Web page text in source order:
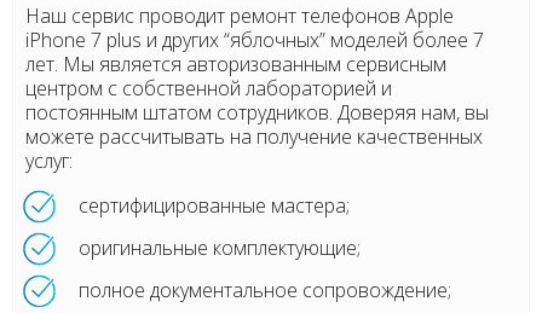
Наш сервис проводит ремонт телефонов Apple
iPhone 7 plus и других “яблочных” моделей более 7
лет. Мы является авторизованным сервисным
центром с собственной лабораторией и
постоянным штатом сотрудников. Доверяя нам, вы
можете рассчитывать на получение качественных
услуг:
сертифицированные мастера;
оригинальные комплектующие;
полное документальное сопровождение;